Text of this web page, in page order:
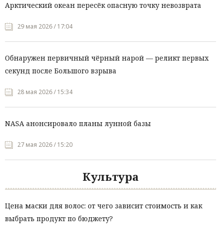
Арктический океан пересёк опасную точку невозврата
29 мая 2026 / 17:04
Обнаружен первичный чёрный нарой — реликт первых
секунд после Большого взрыва
28 мая 2026 / 15:34
NASA анонсировало планы лунной базы
27 мая 2026 / 15:20
Культура
Цена маски для волос: от чего зависит стоимость и как
выбрать продукт по бюджету?